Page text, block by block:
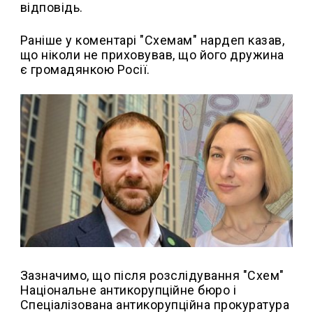
відповідь.
Раніше у коментарі "Схемам" нардеп казав,
що ніколи не приховував, що його дружина
є громадянкою Росії.
Зазначимо, що після розслідування "Схем"
Національне антикорупційне бюро і
Спеціалізована антикорупційна прокуратура